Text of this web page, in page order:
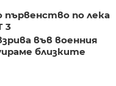
първенство по лека
3
във военния
близките